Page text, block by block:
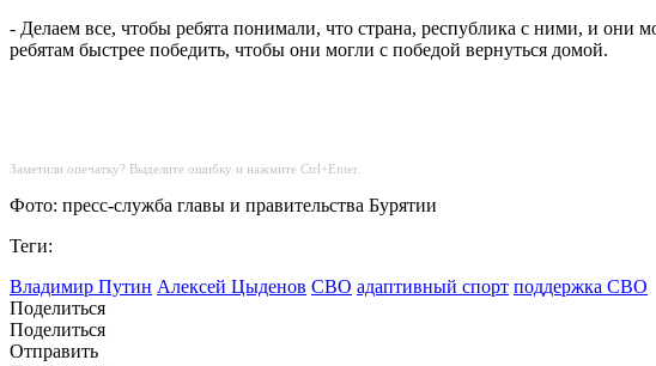
- Делаем все, чтобы ребята понимали, что страна, республика с ними, и они
ребятам быстрее победить, чтобы они могли с победой вернуться домой.
Заметили опечатку? Выделите ошибку и нажмите Ctrl+Enter.
Фото: пресс-служба главы и правительства Бурятии
Теги:
Владимир Путин Алексей Цыденов СВО адаптивный спорт поддержка СВО
Поделиться
Поделиться
Отправить